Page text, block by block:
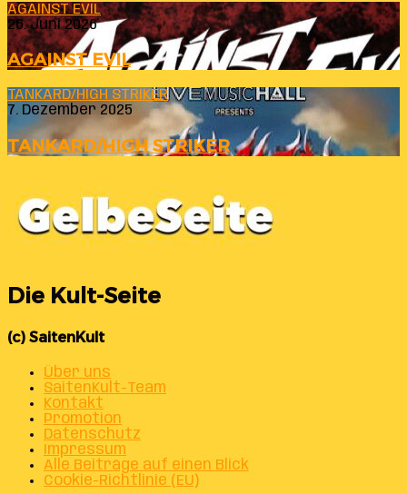
AGAINST EVIL
26. Juni 2026
AGAINST EVIL
TANKARD/HIGH STRIKER
7. Dezember 2025
TANKARD/HIGH STRIKER
Die Kult-Seite
(c) SaitenKult
Über uns
SaitenKult-Team
Kontakt
Promotion
Datenschutz
Impressum
Alle Beiträge auf einen Blick
Cookie-Richtlinie (EU)